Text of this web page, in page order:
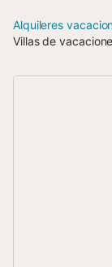
Alquileres
Villas de